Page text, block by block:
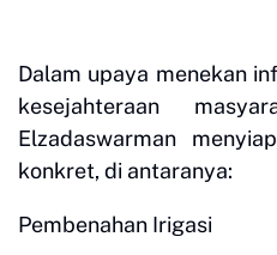
Dalam upaya menekan
kesejahteraan
Elzadaswarman
konkret, di antaranya:
Pembenahan Irigasi